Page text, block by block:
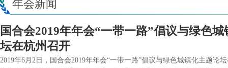
年会新闻
国合会2019年年会“一带一路”倡议与绿色
坛在杭州召开
2019年6月2日，国合会2019年年会“一带一路”倡议与绿色城镇化主题论